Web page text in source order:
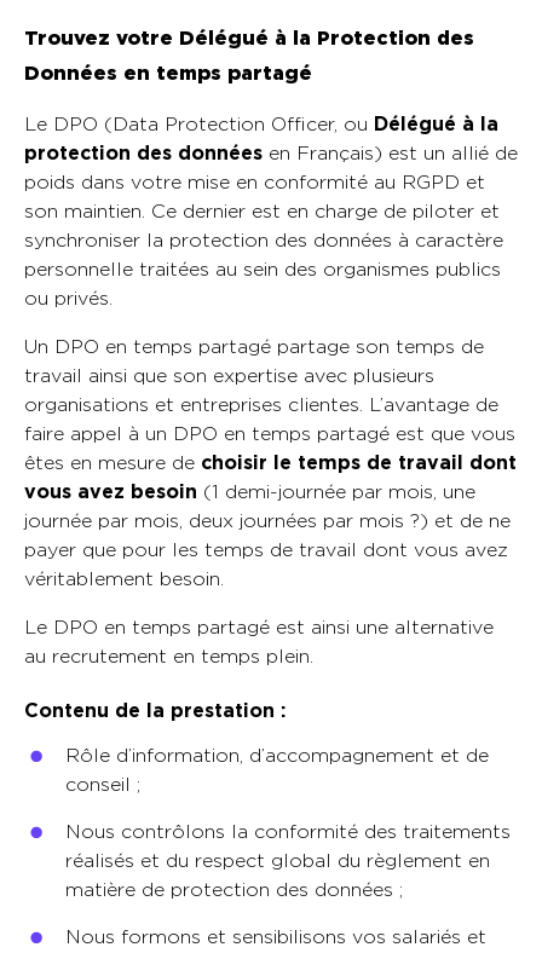
Trouvez votre Délégué à la Protection des
Données en temps partagé
Le DPO (Data Protection Officer, ou Délégué à la
protection des données en Français) est un allié de
poids dans votre mise en conformité au RGPD et
son maintien. Ce dernier est en charge de piloter et
synchroniser la protection des données à caractère
personnelle traitées au sein des organismes publics
ou privés.
Un DPO en temps partagé partage son temps de
travail ainsi que son expertise avec plusieurs
organisations et entreprises clientes. L’avantage de
faire appel à un DPO en temps partagé est que vous
êtes en mesure de choisir le temps de travail dont
vous avez besoin (1 demi-journée par mois, une
journée par mois, deux journées par mois ?) et de ne
payer que pour les temps de travail dont vous avez
véritablement besoin.
Le DPO en temps partagé est ainsi une alternative
au recrutement en temps plein.
Contenu de la prestation :
Rôle d’information, d’accompagnement et de
conseil ;
Nous contrôlons la conformité des traitements
réalisés et du respect global du règlement en
matière de protection des données ;
Nous formons et sensibilisons vos salariés et